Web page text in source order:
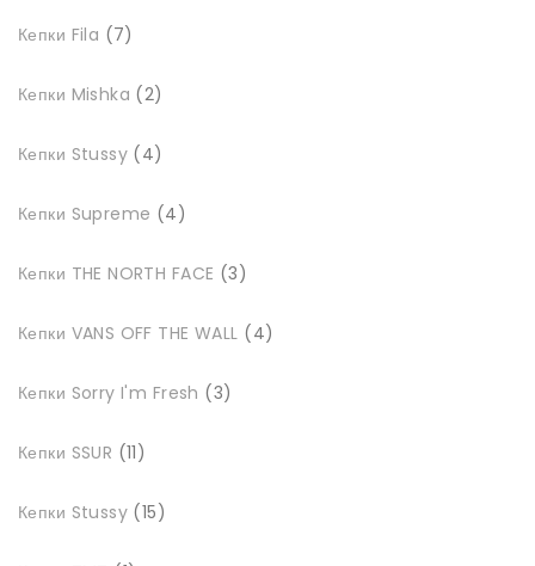
Кепки Fila 7товарів
Кепки Mishka 2товари
Кепки Stussy 4товари
Кепки Supreme 4товари
Кепки THE NORTH FACE 3товари
Кепки VANS OFF THE WALL 4товари
Кепки Sorry I'm Fresh 3товари
Кепки SSUR 11товарів
Кепки Stussy 15товарів